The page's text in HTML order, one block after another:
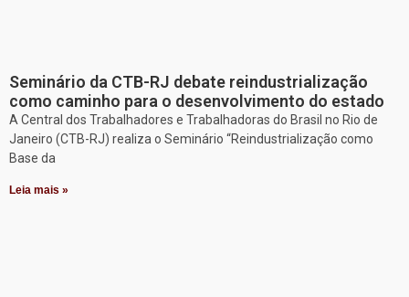
Seminário da CTB-RJ debate reindustrialização
como caminho para o desenvolvimento do estado
A Central dos Trabalhadores e Trabalhadoras do Brasil no Rio de
Janeiro (CTB-RJ) realiza o Seminário “Reindustrialização como
Base da
Leia mais »